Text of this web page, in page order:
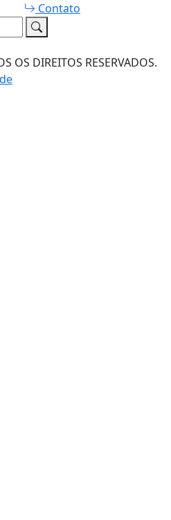
Contato
DIREITOS RESERVADOS.